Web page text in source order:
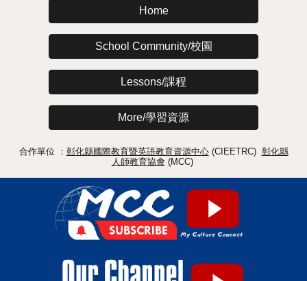
Home
School Community/校園
Lessons/課程
More/學習資源
合作單位 ： 彰化縣國際教育暨英語教育資源中心(CIEETRC) 彰化縣
人師教育協會 (MCC)